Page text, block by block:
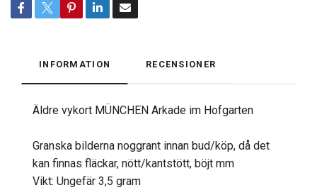
INFORMATION RECENSIONER
Äldre vykort MÜNCHEN Arkade im Hofgarten
Granska bilderna noggrant innan bud/köp, då det
kan finnas fläckar, nött/kantstött, böjt mm
Vikt: Ungefär 3,5 gram